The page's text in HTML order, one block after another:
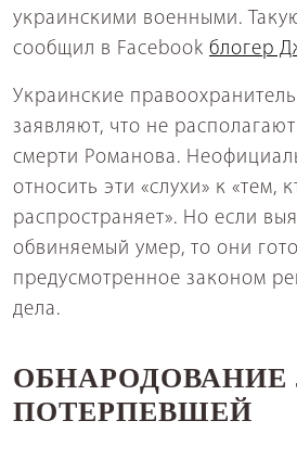
украинскими военными.
сообщил в Facebook блогер
Украинские
заявляют, что не
смерти Романова.
относить эти «слухи» к «тем,
распространяет». Но если
обвиняемый умер, то они
предусмотренное законом
дела.
ОБНАРОДОВАНИЕ
ПОТЕРПЕВШЕЙ